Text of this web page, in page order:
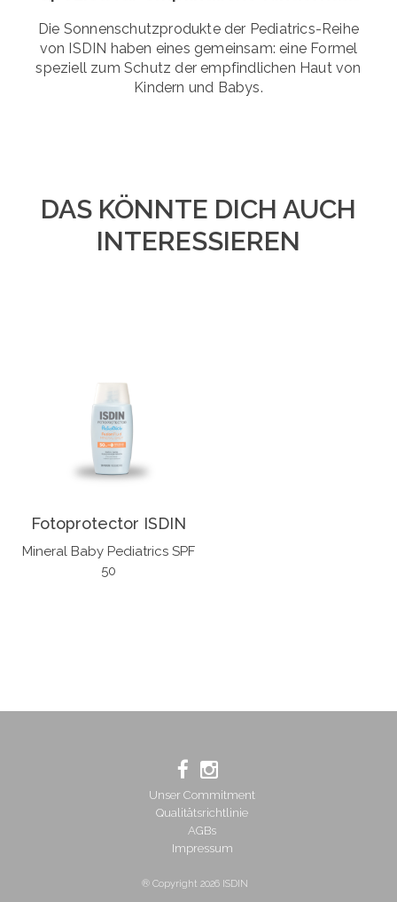
Die Sonnenschutzprodukte der Pediatrics-Reihe
von ISDIN haben eines gemeinsam: eine Formel
speziell zum Schutz der empfindlichen Haut von
Kindern und Babys.
DAS KÖNNTE DICH AUCH
INTERESSIEREN
Fotoprotector ISDIN
Mineral Baby Pediatrics SPF
50
Unser Commitment
Qualitätsrichtlinie
AGBs
Impressum
® Copyright 2026 ISDIN